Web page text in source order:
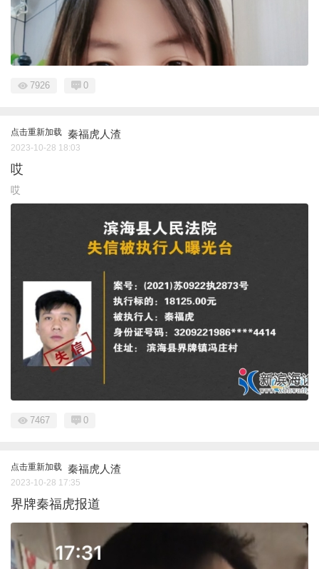
7926 0
点击重新加载 秦福虎人渣
2023-10-28 18:03
哎
哎
7467 0
点击重新加载 秦福虎人渣
2023-10-28 17:35
界牌秦福虎报道